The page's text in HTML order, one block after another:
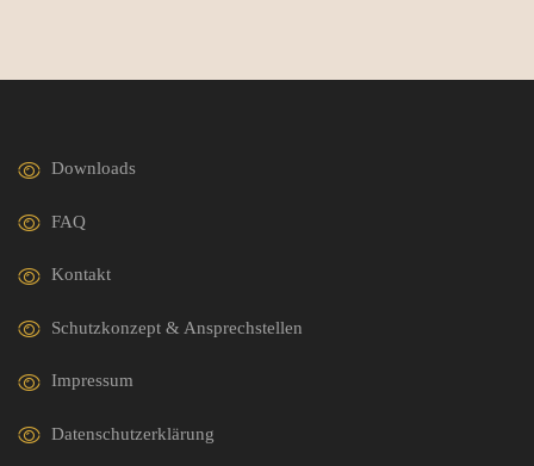
Downloads
FAQ
Kontakt
Schutzkonzept & Ansprechstellen
Impressum
Datenschutzerklärung